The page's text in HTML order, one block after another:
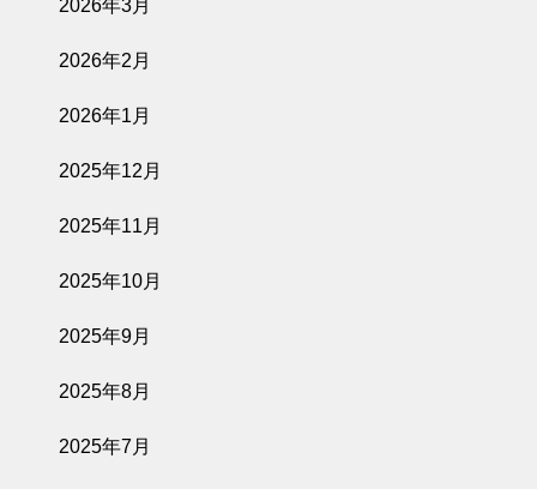
2026年3月
2026年2月
2026年1月
2025年12月
2025年11月
2025年10月
2025年9月
2025年8月
2025年7月